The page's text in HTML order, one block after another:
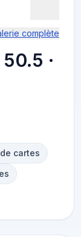
complète
·
cartes